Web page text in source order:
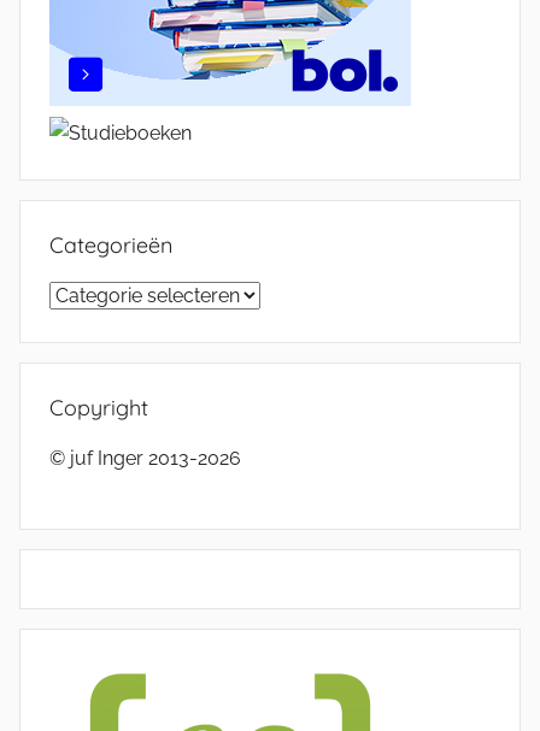
Categorieën
Categorieën
Copyright
© juf Inger 2013-2026